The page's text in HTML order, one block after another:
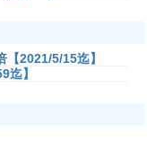
2021/5/15迄】
迄】